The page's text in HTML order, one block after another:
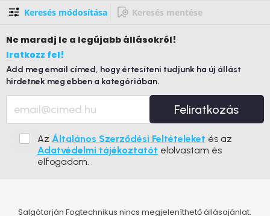
Keresés módosítása Keresés mentése
Ne maradj le a legújabb állásokról!
Iratkozz fel!
Add meg email címed, hogy értesíteni tudjunk ha új állást
hirdetnek meg ebben a kategóriában.
Feliratkozás
Az Általános Szerződési Feltételeket és az
Adatvédelmi tájékoztatót elolvastam és
elfogadom.
Salgótarján Fogtechnikus nincs megjeleníthető állásajánlat.